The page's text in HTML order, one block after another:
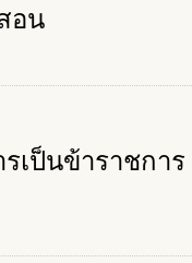
อน
เป็นข้าราชการ